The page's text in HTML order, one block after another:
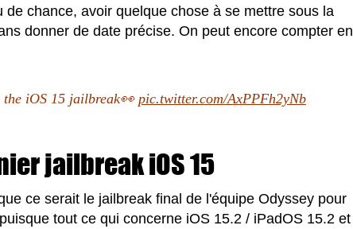
chance, avoir quelque chose à se mettre sous la
donner de date précise. On peut encore compter en
the iOS 15 jailbreak👀 pic.twitter.com/AxPPFh2yNb
jailbreak iOS 15
ce serait le jailbreak final de l'équipe Odyssey pour
tout ce qui concerne iOS 15.2 / iPadOS 15.2 et